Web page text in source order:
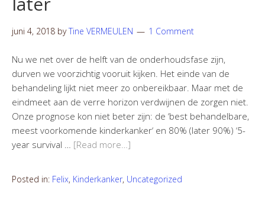
juni 4, 2018 byTine VERMEULEN 1 Comment
Nu we net over de helft van de onderhoudsfase zijn,
durven we voorzichtig vooruit kijken. Het einde van de
behandeling lijkt niet meer zo onbereikbaar. Maar met de
eindmeet aan de verre horizon verdwijnen de zorgen niet.
Onze prognose kon niet beter zijn: de ‘best behandelbare,
meest voorkomende kinderkanker‘ en 80% (later 90%) ‘5-
year survival … [Read more…]
Posted in: Felix, Kinderkanker, Uncategorized